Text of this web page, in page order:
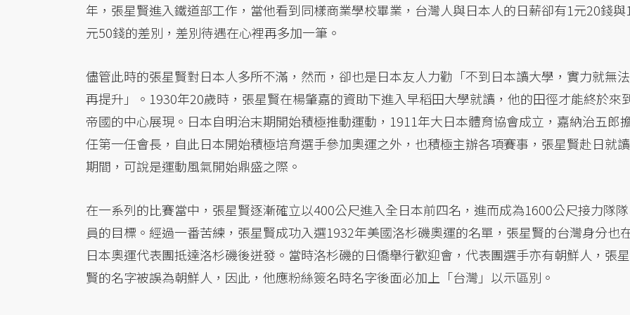
年，張星賢進入鐵道部工作，當他看到同樣商業學校畢業，台灣人與日本人的日薪卻有1元20錢與
元50錢的差別，差別待遇在心裡再多加一筆。
儘管此時的張星賢對日本人多所不滿，然而，卻也是日本友人力勸「不到日本讀大學，實力就無法
再提升」。1930年20歲時，張星賢在楊肇嘉的資助下進入早稻田大學就讀，他的田徑才能終於來
帝國的中心展現。日本自明治末期開始積極推動運動，1911年大日本體育協會成立，嘉納治五郎
任第一任會長，自此日本開始積極培育選手參加奧運之外，也積極主辦各項賽事，張星賢赴日就讀
期間，可說是運動風氣開始鼎盛之際。
在一系列的比賽當中，張星賢逐漸確立以400公尺進入全日本前四名，進而成為1600公尺接力隊隊
員的目標。經過一番苦練，張星賢成功入選1932年美國洛杉磯奧運的名單，張星賢的台灣身分也
日本奧運代表團抵達洛杉磯後迸發。當時洛杉磯的日僑舉行歡迎會，代表團選手亦有朝鮮人，張星
賢的名字被誤為朝鮮人，因此，他應粉絲簽名時名字後面必加上「台灣」以示區別。